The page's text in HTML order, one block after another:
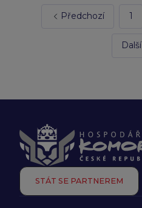
Předchozí 1
Další
STÁT SE PARTNEREM